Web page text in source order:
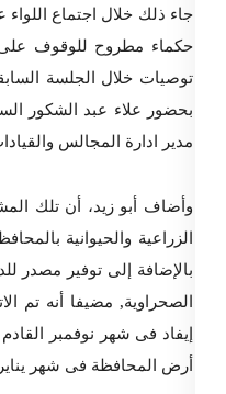
جاء ذلك خلال اجتماع
حكماء مطروح للوقوف
توصيات خلال الجلسة
بحضور علاء عبد الشكور
مدير ادارة المجالس
وأضاف أبو زيد، أن تلك
الزراعية والحيوانية
بالإضافة إلى توفير مصدر
الصحراوية, مضيفا أنه تم
إيفاد فى شهر نوفمبر
أرض المحافظة فى شهر